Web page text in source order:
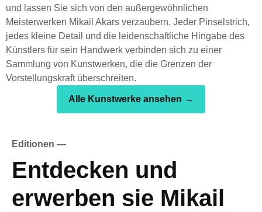
und lassen Sie sich von den außergewöhnlichen
Meisterwerken Mikail Akars verzaubern. Jeder Pinselstrich,
jedes kleine Detail und die leidenschaftliche Hingabe des
Künstlers für sein Handwerk verbinden sich zu einer
Sammlung von Kunstwerken, die die Grenzen der
Vorstellungskraft überschreiten.
Alle Kunstwerke ansehen →
Editionen —
Entdecken und
erwerben sie Mikail